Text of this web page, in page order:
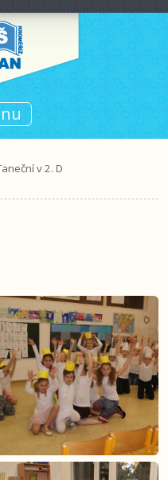
v 2. D